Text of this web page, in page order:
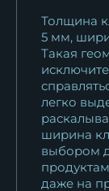
Толщина
5 мм,
Такая
легко
ширина
выбором
даже на